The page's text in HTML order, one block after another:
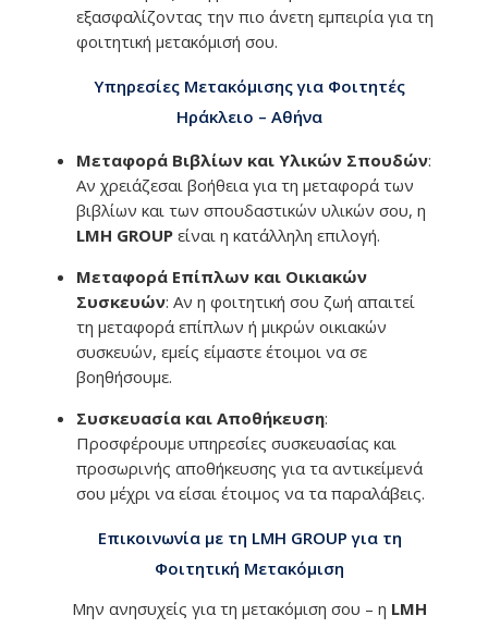
εξασφαλίζοντας την πιο άνετη εμπειρία για τη
φοιτητική μετακόμισή σου.
Υπηρεσίες Μετακόμισης για Φοιτητές
Ηράκλειο – Αθήνα
Μεταφορά Βιβλίων και Υλικών Σπουδών:
Αν χρειάζεσαι βοήθεια για τη μεταφορά των
βιβλίων και των σπουδαστικών υλικών σου, η
LMH GROUP είναι η κατάλληλη επιλογή.
Μεταφορά Επίπλων και Οικιακών
Συσκευών: Αν η φοιτητική σου ζωή απαιτεί
τη μεταφορά επίπλων ή μικρών οικιακών
συσκευών, εμείς είμαστε έτοιμοι να σε
βοηθήσουμε.
Συσκευασία και Αποθήκευση:
Προσφέρουμε υπηρεσίες συσκευασίας και
προσωρινής αποθήκευσης για τα αντικείμενά
σου μέχρι να είσαι έτοιμος να τα παραλάβεις.
Επικοινωνία με τη LMH GROUP για τη
Φοιτητική Μετακόμιση
Μην ανησυχείς για τη μετακόμιση σου – η LMH